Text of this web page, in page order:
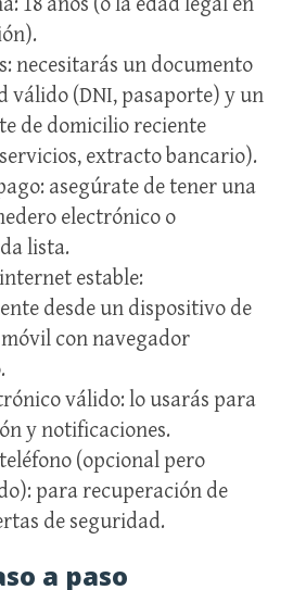
necesitarás un documento
válido (DNI, pasaporte) y un
de domicilio reciente
extracto bancario).
asegúrate de tener una
electrónico o
lista.
estable:
desde un dispositivo de
con navegador
válido: lo usarás para
y notificaciones.
(opcional pero
para recuperación de
de seguridad.
a paso